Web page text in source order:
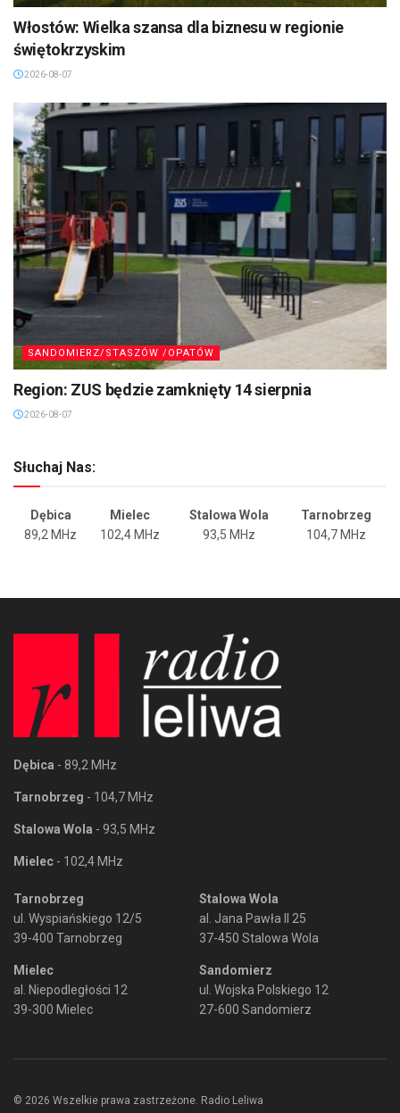
Włostów: Wielka szansa dla biznesu w regionie
świętokrzyskim
2026-08-07
SANDOMIERZ/STASZÓW /OPATÓW
Region: ZUS będzie zamknięty 14 sierpnia
2026-08-07
Słuchaj Nas:
Dębica Mielec Stalowa Wola
Tarnobrzeg
89,2 MHz
102,4 MHz 93,5 MHz 104,7 MHz
Dębica - 89,2 MHz
Tarnobrzeg - 104,7 MHz
Stalowa Wola - 93,5 MHz
Mielec - 102,4 MHz
Tarnobrzeg
ul. Wyspiańskiego 12/5
39-400 Tarnobrzeg
Mielec
al. Niepodległości 12
39-300 Mielec
Stalowa Wola
al. Jana Pawła II 25
37-450 Stalowa Wola
Sandomierz
ul. Wojska Polskiego 12
27-600 Sandomierz
© 2026 Wszelkie prawa zastrzeżone. Radio Leliwa